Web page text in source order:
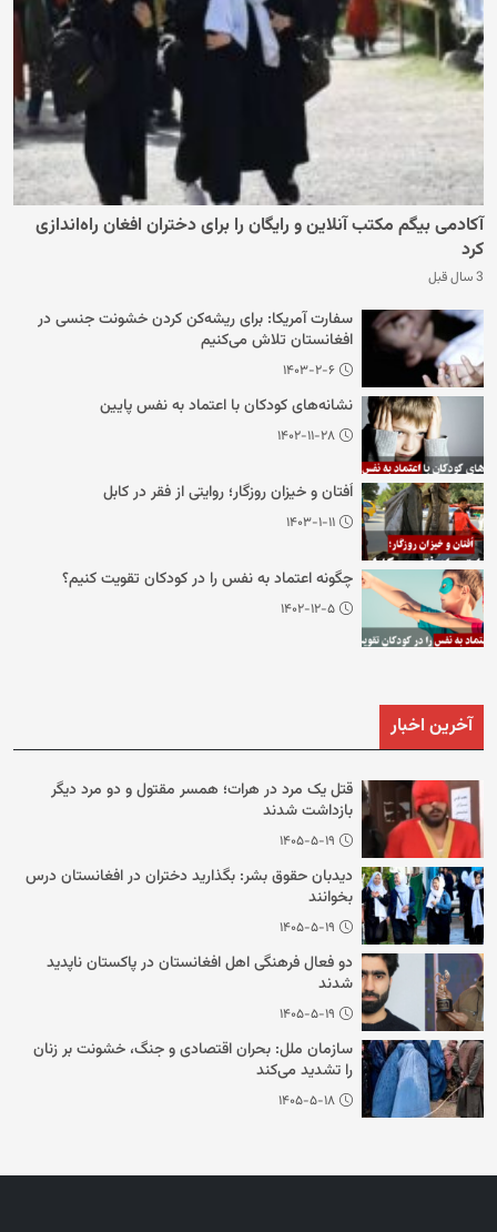
آکادمی بیگم مکتب آنلاین و رایگان را برای دختران افغان راه‌اندازی
کرد
3 سال قبل
سفارت آمریکا: برای ریشه‌کن کردن خشونت جنسی در
افغانستان تلاش می‌کنیم
۱۴۰۳-۲-۶
نشانه‌های کودکان با اعتماد به نفس پایین
۱۴۰۲-۱۱-۲۸
اُفتان و خیزان روزگار؛ روایتی از فقر در کابل
۱۴۰۳-۱-۱۱
چگونه اعتماد به نفس را در کودکان تقویت کنیم؟
۱۴۰۲-۱۲-۵
آخرین اخبار
قتل یک مرد در هرات؛ همسر مقتول و دو مرد دیگر
بازداشت شدند
۱۴۰۵-۵-۱۹
دیدبان حقوق بشر: بگذارید دختران در افغانستان درس
بخوانند
۱۴۰۵-۵-۱۹
دو فعال فرهنگی اهل افغانستان در پاکستان ناپدید
شدند
۱۴۰۵-۵-۱۹
سازمان ملل: بحران اقتصادی و جنگ، خشونت بر زنان
را تشدید می‌‌کند
۱۴۰۵-۵-۱۸